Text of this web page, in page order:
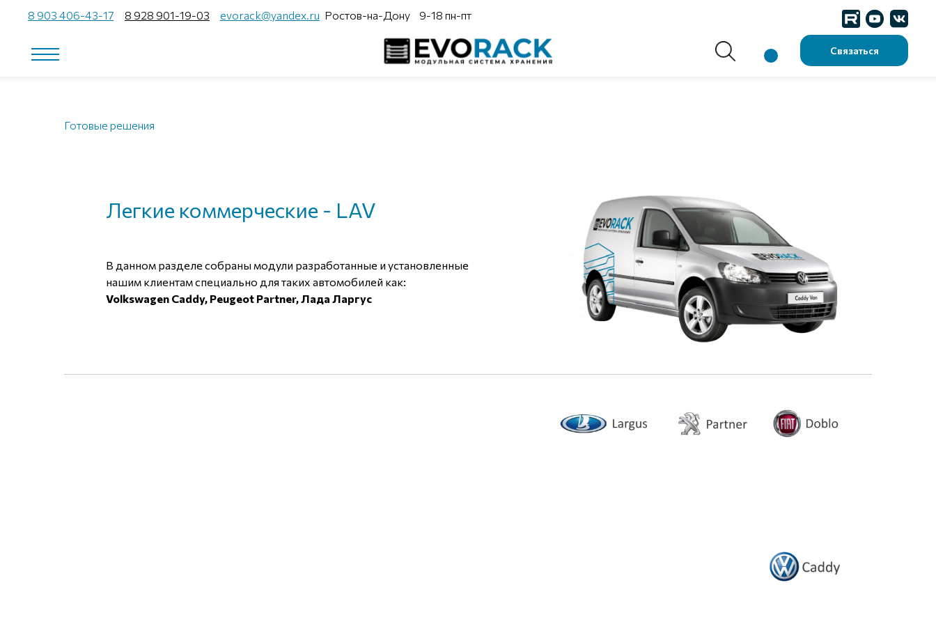
8 903 406-43-17
Связаться
Ростов-на-Дону
evorack@yandex.ru 9-18 пн-пт
8 928 901-19-03
Готовые решения
Легкие коммерческие - LAV
В данном разделе собраны модули разработанные и установленные
нашим клиентам специально для таких автомобилей как:
Volkswagen Caddy, Peugeot Partner, Лада Ларгус